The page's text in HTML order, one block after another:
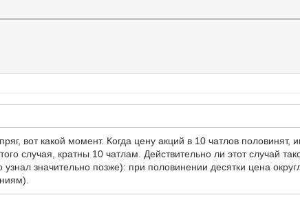
вот какой момент. Когда цену акций в 10 чатлов половинят,
случая, кратны 10 чатлам. Действительно ли этот случай
значительно позже): при половинении десятки цена